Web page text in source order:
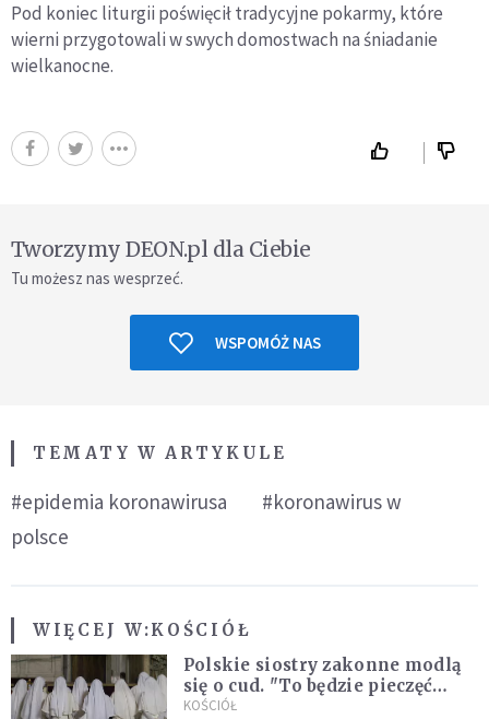
Pod koniec liturgii poświęcił tradycyjne pokarmy, które
wierni przygotowali w swych domostwach na śniadanie
wielkanocne.
Tworzymy DEON.pl dla Ciebie
Tu możesz nas wesprzeć.
WSPOMÓŻ NAS
TEMATY W ARTYKULE
#epidemia koronawirusa
#koronawirus w
polsce
WIĘCEJ W:KOŚCIÓŁ
Polskie siostry zakonne modlą
się o cud. "To będzie pieczęć
Pana Boga dla naszej wiary"
KOŚCIÓŁ